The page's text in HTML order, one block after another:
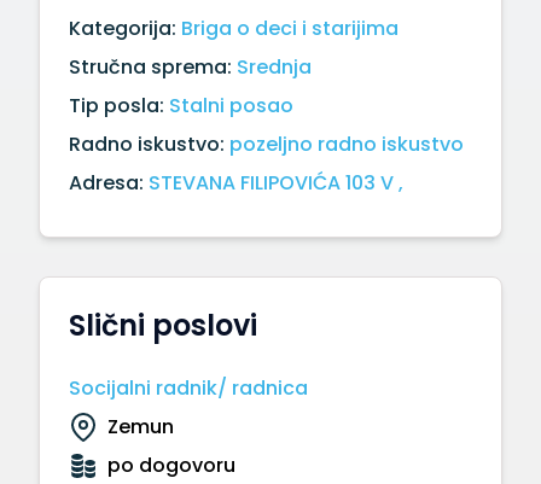
Slični poslovi
Socijalni radnik/ radnica
Zemun
po dogovoru
Kategorija: Briga o deci i starijima
Stručna sprema: Srednja
Tip posla: Stalni posao
Radno iskustvo: pozeljno radno iskustvo
Adresa: STEVANA FILIPOVIĆA 103 V ,